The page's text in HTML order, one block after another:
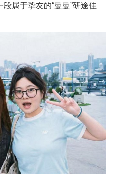
请 WebVPN
属于挚友的“曼曼”研途佳